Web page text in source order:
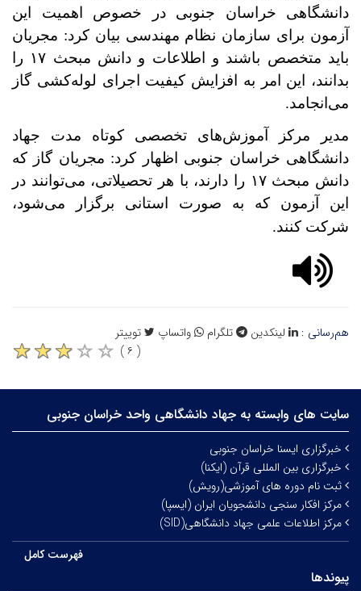
دانشگاهی خراسان جنوبیدر خصوص اهمیت این
آزمون برای سازمان نظام مهندسی بیان کرد: مجریان
باید متخصص باشند و اطلاعات و دانش مبحث ۱۷ را
بدانند، این امر به افزایش کیفیت اجرای لوله‌کشی گاز
می‌انجامد.
مدیر مرکز آموزش‌های تخصصی کوتاه مدت جهاد
دانشگاهی خراسان جنوبی اظهار کرد: مجریان گاز که
دانش مبحث ۱۷ را دارند، با هر تحصیلاتی، می‌توانند در
این آزمون که به صورت استانی برگزار می‌شود،
شرکت کنند.
هم‌رسانی : لینکدین تلگرام واتساپ
توییتر
( ۶ )
سایت های وابسته به جهاد دانشگاهی واحد خراسان جنوبی
خبرگزاری ایسنا خراسان جنوبی
خبرگزاری بین المللی قرآن (ایکنا)
ثبت نام دوره های آموزشی(رویش)
مرکز افکار سنجی دانشجویان ایران (ایسپا)
مرکز اطلاعات علمی جهاد دانشگاهی(SID)
فهرست کامل
پیوندها